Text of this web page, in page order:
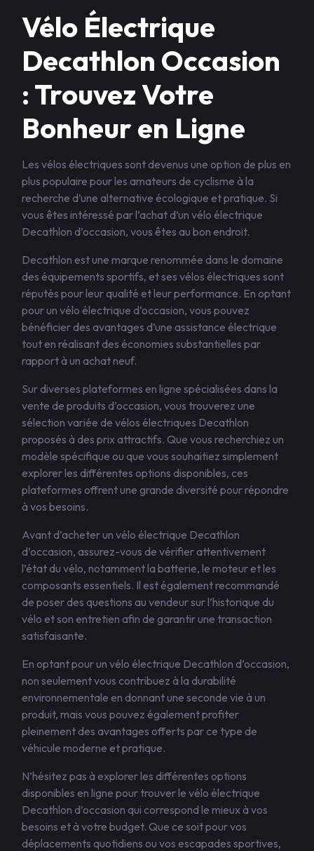
Vélo Électrique
Decathlon Occasion
: Trouvez Votre
Bonheur en Ligne
Les vélos électriques sont devenus une option de plus en
plus populaire pour les amateurs de cyclisme à la
recherche d’une alternative écologique et pratique. Si
vous êtes intéressé par l’achat d’un vélo électrique
Decathlon d’occasion, vous êtes au bon endroit.
Decathlon est une marque renommée dans le domaine
des équipements sportifs, et ses vélos électriques sont
réputés pour leur qualité et leur performance. En optant
pour un vélo électrique d’occasion, vous pouvez
bénéficier des avantages d’une assistance électrique
tout en réalisant des économies substantielles par
rapport à un achat neuf.
Sur diverses plateformes en ligne spécialisées dans la
vente de produits d’occasion, vous trouverez une
sélection variée de vélos électriques Decathlon
proposés à des prix attractifs. Que vous recherchiez un
modèle spécifique ou que vous souhaitiez simplement
explorer les différentes options disponibles, ces
plateformes offrent une grande diversité pour répondre
à vos besoins.
Avant d’acheter un vélo électrique Decathlon
d’occasion, assurez-vous de vérifier attentivement
l’état du vélo, notamment la batterie, le moteur et les
composants essentiels. Il est également recommandé
de poser des questions au vendeur sur l’historique du
vélo et son entretien afin de garantir une transaction
satisfaisante.
En optant pour un vélo électrique Decathlon d’occasion,
non seulement vous contribuez à la durabilité
environnementale en donnant une seconde vie à un
produit, mais vous pouvez également profiter
pleinement des avantages offerts par ce type de
véhicule moderne et pratique.
N’hésitez pas à explorer les différentes options
disponibles en ligne pour trouver le vélo électrique
Decathlon d’occasion qui correspond le mieux à vos
besoins et à votre budget. Que ce soit pour vos
déplacements quotidiens ou vos escapades sportives,